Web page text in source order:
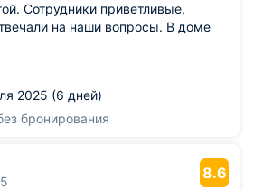
Сотрудники приветливые,
на наши вопросы. В доме
никаких нареканий нет.
2025 (6 дней)
бронирования
8.6